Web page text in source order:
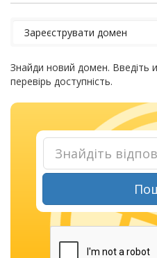
Знайди новий домен. Введіть
перевірь доступність.